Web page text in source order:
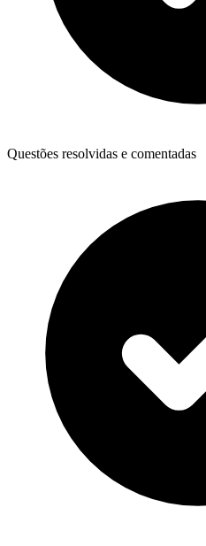
Questões resolvidas e comentadas